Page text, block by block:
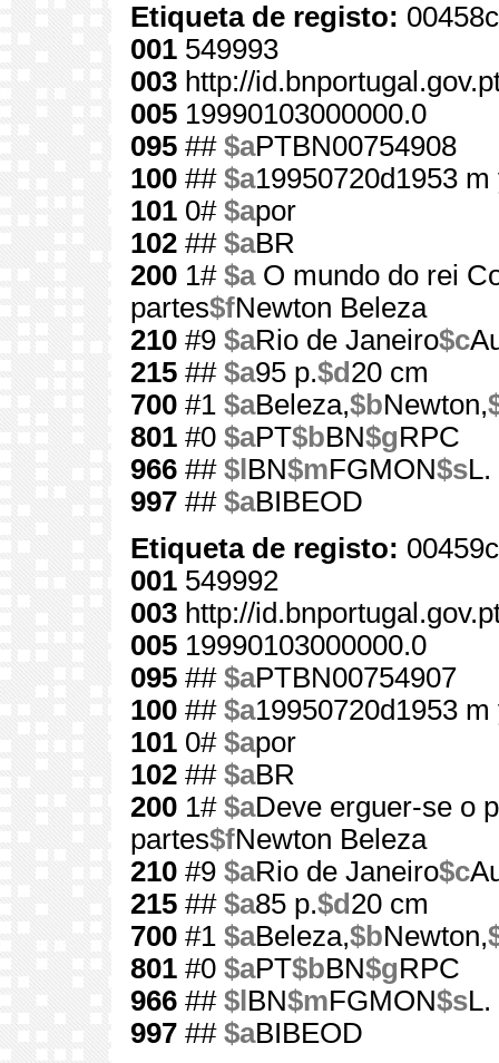
Etiqueta de registo:
001 549993
003 http://
005 19990103000000.0
095 ## $aPTBN00754908
100 ## $a19950720d1953
101 0# $apor
102 ## $aBR
200 1# $aO mundo do rei
partes$fNewton Beleza
210 #9 $aRio de Janeiro$c
215 ## $a95 p.$d 20 cm
700 #1 $aBeleza,$bNewton,
801 #0 $aPT$bBN$gRPC
966 ## $l BN$mFGMON$sL.
997 ## $aBIBEOD
Etiqueta de registo:
001 549992
003 http://
005 19990103000000.0
095 ## $aPTBN00754907
100 ## $a19950720d1953
101 0# $apor
102 ## $aBR
200 1# $aDeve erguer-se o
partes$fNewton Beleza
210 #9 $aRio de Janeiro$c
215 ## $a85 p.$d 20 cm
700 #1 $aBeleza,$bNewton,
801 #0 $aPT$bBN$gRPC
966 ## $l BN$mFGMON$sL.
997 ## $aBIBEOD